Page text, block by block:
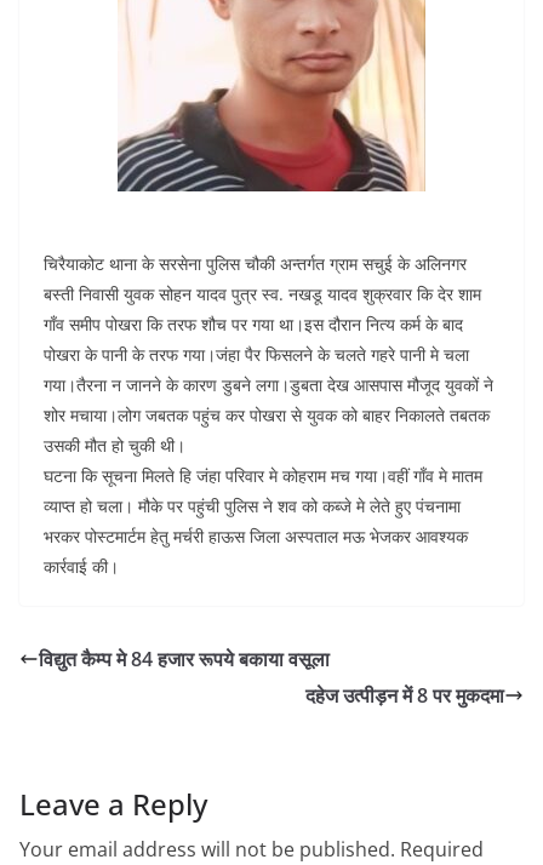
चिरैयाकोट थाना के सरसेना पुलिस चौकी अन्तर्गत ग्राम सचुई के अलिनगर
बस्ती निवासी युवक सोहन यादव पुत्र स्व. नखडू यादव शुक्रवार कि देर शाम
गाँव समीप पोखरा कि तरफ शौच पर गया था।इस दौरान नित्य कर्म के बाद
पोखरा के पानी के तरफ गया।जंहा पैर फिसलने के चलते गहरे पानी मे चला
गया।तैरना न जानने के कारण डुबने लगा।डुबता देख आसपास मौजूद युवकों ने
शोर मचाया।लोग जबतक पहुंच कर पोखरा से युवक को बाहर निकालते तबतक
उसकी मौत हो चुकी थी।
घटना कि सूचना मिलते हि जंहा परिवार मे कोहराम मच गया।वहीं गाँव मे मातम
व्याप्त हो चला। मौके पर पहुंची पुलिस ने शव को कब्जे मे लेते हुए पंचनामा
भरकर पोस्टमार्टम हेतु मर्चरी हाऊस जिला अस्पताल मऊ भेजकर आवश्यक
कार्रवाई की।
विद्युत कैम्प मे 84 हजार रूपये बकाया वसूला
दहेज उत्पीड़न में 8 पर मुकदमा
Leave a Reply
Your email address will not be published. Required